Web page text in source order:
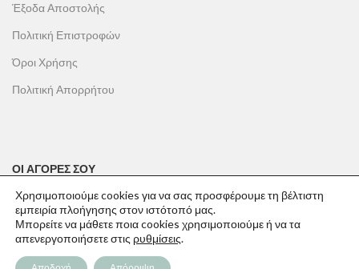
Έξοδα Αποστολής
Πολιτική Επιστροφών
Όροι Χρήσης
Πολιτική Απορρήτου
ΟΙ ΑΓΟΡΕΣ ΣΟΥ
Ο λογαριασμός μου
Το καλάθι σου
Χρησιμοποιούμε cookies για να σας προσφέρουμε τη βέλτιστη
εμπειρία πλοήγησης στον ιστότοπό μας.
Μπορείτε να μάθετε ποια cookies χρησιμοποιούμε ή να τα
απενεργοποιήσετε στις ρυθμίσεις.